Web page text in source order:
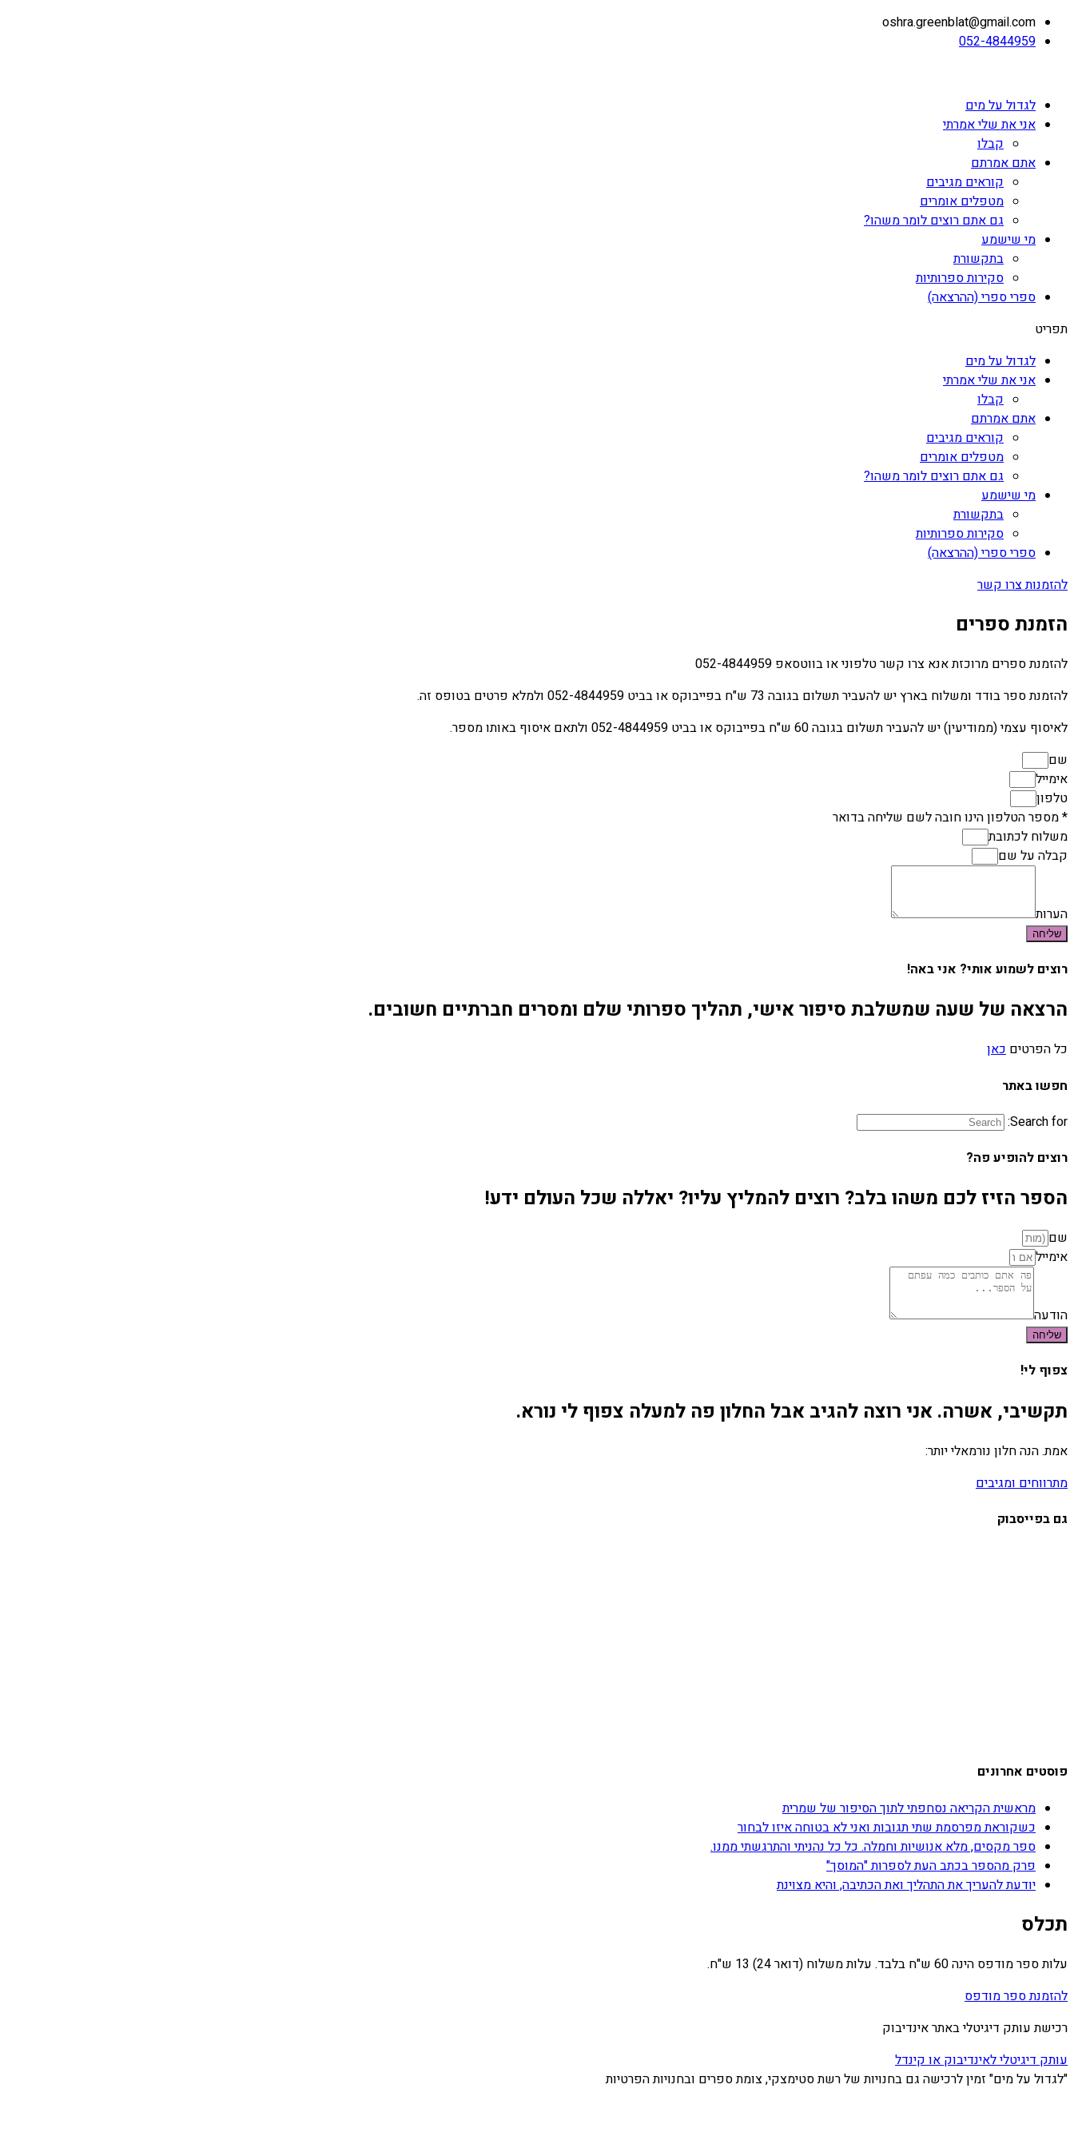
oshra.greenblat@gmail.com
052-4844959
לגדול על מים
אני את שלי אמרתי
קבלו
אתם אמרתם
קוראים מגיבים
מטפלים אומרים
גם אתם רוצים לומר משהו?
מי שישמע
בתקשורת
סקירות ספרותיות
ספרי ספרי (ההרצאה)
תפריט
לגדול על מים
אני את שלי אמרתי
קבלו
אתם אמרתם
קוראים מגיבים
מטפלים אומרים
גם אתם רוצים לומר משהו?
מי שישמע
בתקשורת
סקירות ספרותיות
ספרי ספרי (ההרצאה)
להזמנות צרו קשר
הזמנת ספרים
להזמנת ספרים מרוכזת אנא צרו קשר טלפוני או בווטסאפ 052-4844959
להזמנת ספר בודד ומשלוח בארץ יש להעביר תשלום בגובה 73 ש"ח בפייבוקס או בביט 052-4844959 ולמלא פרטים בטופס זה.
לאיסוף עצמי (ממודיעין) יש להעביר תשלום בגובה 60 ש"ח בפייבוקס או בביט 052-4844959 ולתאם איסוף באותו מספר.
שם
אימייל
טלפון
* מספר הטלפון הינו חובה לשם שליחה בדואר
משלוח לכתובת
קבלה על שם
הערות
שליחה
רוצים לשמוע אותי? אני באה!
הרצאה של שעה שמשלבת סיפור אישי, תהליך ספרותי שלם ומסרים חברתיים חשובים.
כל הפרטים כאן
חפשו באתר
Search for:
רוצים להופיע פה?
הספר הזיז לכם משהו בלב? רוצים להמליץ עליו? יאללה שכל העולם ידע!
שם
אימייל
הודעה
שליחה
צפוף לי!
תקשיבי, אשרה. אני רוצה להגיב אבל החלון פה למעלה צפוף לי נורא.
אמת. הנה חלון נורמאלי יותר:
מתרווחים ומגיבים
גם בפייסבוק
פוסטים אחרונים
מראשית הקריאה נסחפתי לתוך הסיפור של שמרית
כשקוראת מפרסמת שתי תגובות ואני לא בטוחה איזו לבחור
ספר מקסים, מלא אנושיות וחמלה. כל כל נהניתי והתרגשתי ממנו.
פרק מהספר בכתב העת לספרות "המוסך"
יודעת להעריך את התהליך ואת הכתיבה, והיא מצוינת
תכלס
עלות ספר מודפס הינה 60 ש"ח בלבד. עלות משלוח (דואר 24) 13 ש"ח.
להזמנת ספר מודפס
רכישת עותק דיגיטלי באתר אינדיבוק
עותק דיגיטלי לאינדיבוק או קינדל
"לגדול על מים" זמין לרכישה גם בחנויות של רשת סטימצקי, צומת ספרים ובחנויות הפרטיות